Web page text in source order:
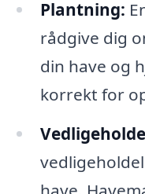
Plantning:
rådgive dig
din have og
korrekt for